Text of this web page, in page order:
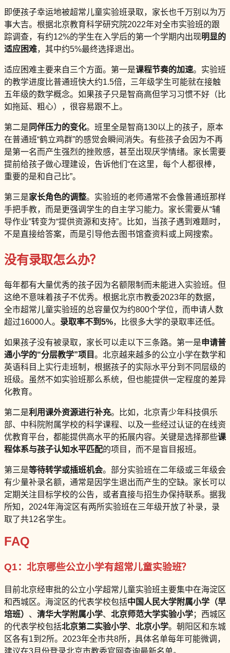
即便孩子幸运地被超常儿童实验班录取，家长也千万别以为万
事大吉。根据北京教育科学研究院2022年对全市实验班的跟
踪调查，有约12%的学生在入学后的第一个学期内出现明显的
适应困难，其中约5%最终选择退出。
适应困难主要来自三个方面。第一是课程节奏的加速。实验班
的教学进度比普通班快大约1.5倍，三年级学生可能就在接触
五年级的数学概念。如果孩子只是智商高但学习习惯不好（比
如拖延、粗心），很容易跟不上。
第二是 同伴压力的变化。班里全是智商130以上的孩子，原本
在普通班“鹤立鸡群”的感觉会瞬间消失。有些孩子会因为不再
是第一名而产生强烈的挫败感，甚至出现厌学情绪。家长需要
提前给孩子做心理建设，告诉他们“在这里，每个人都很棒，
重要的是和自己比”。
第三是家长角色的调整。实验班的老师通常不会像普通班那样
手把手教，而是更强调学生的自主学习能力。家长需要从“辅
导作业”转变为“提供资源和支持”。比如，当孩子遇到难题时，
不是直接给答案，而是引导他去图书馆查资料或上网搜索。
没有录取怎么办？
每年都有大量优秀的孩子因为名额限制而未能进入实验班。但
这绝不意味着孩子不优秀。根据北京市教委2023年的数据，
全市超常儿童实验班的总容量仅为约800个学位，而申请人数
超过16000人。 录取率不到5%，比很多大学的录取率还低。
如果孩子没有被录取，家长可以走以下三条路。第一是申请普
通小学的“分层教学”项目。北京越来越多的公立小学在数学和
英语科目上实行走班制，根据孩子的实际水平分到不同层级的
班级。虽然不如实验班那么系统，但也能提供一定程度的差异
化教育。
第二是利用课外资源进行补充。比如，北京青少年科技俱乐
部、中科院附属学校的科学课程、以及一些经过认证的在线资
优教育平台，都能提供高水平的拓展内容。关键是选择那些课
程体系与孩子认知水平匹配的项目，而不是盲目报班。
第三是等待转学或插班机会。部分实验班在二年级或三年级会
有少量补录名额，通常是因学生退出而产生的空缺。家长可以
定期关注目标学校的公告，或者直接与招生办保持联系。据我
所知，2024年海淀区有两所实验班在三年级开放了补录，录
取了共12名学生。
FAQ
Q1：北京哪些公立小学有超常儿童实验班？
目前北京经审批的公立小学超常儿童实验班主要集中在海淀区
和西城区。海淀区的代表学校包括中国人民大学附属小学（早
培班） 、 清华大学附属小学、 北京师范大学实验小学；西城区
的代表学校包括北京第二实验小学、 北京小学。朝阳区和东城
区各有1到2所。2023年全市共8所，具体名单每年可能微调，
建议在3月份登录北京市教委官网查询最新名单。